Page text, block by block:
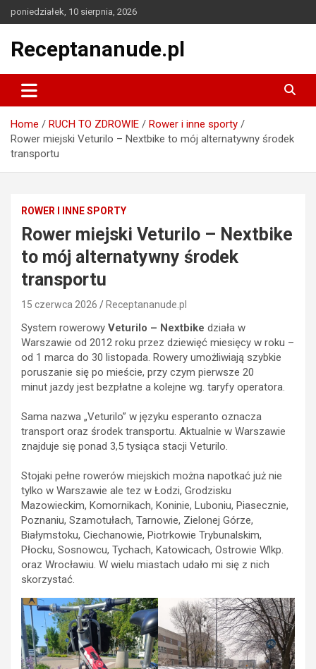
to
poniedziałek, 10 sierpnia, 2026
Receptananude.pl
Home RUCH TO ZDROWIE
Rower i inne sporty
Rower miejski Veturilo – Nextbike to mój alternatywny środek
transportu
ROWER I INNE SPORTY
Rower miejski Veturilo – Nextbike
to mój alternatywny środek
transportu
15 czerwca 2026 Receptananude.pl
System rowerowy Veturilo – Nextbike działa w
Warszawie od 2012 roku przez dziewięć miesięcy w roku –
od 1 marca do 30 listopada. Rowery umożliwiają szybkie
poruszanie się po mieście, przy czym pierwsze 20
minut jazdy jest bezpłatne a kolejne wg. taryfy operatora.
Sama nazwa „Veturilo” w języku esperanto oznacza
transport oraz środek transportu. Aktualnie w Warszawie
znajduje się ponad 3,5 tysiąca stacji Veturilo.
Stojaki pełne rowerów miejskich można napotkać już nie
tylko w Warszawie ale tez w Łodzi, Grodzisku
Mazowieckim, Komornikach, Koninie, Luboniu, Piasecznie,
Poznaniu, Szamotułach, Tarnowie, Zielonej Górze,
Białymstoku, Ciechanowie, Piotrkowie Trybunalskim,
Płocku, Sosnowcu, Tychach, Katowicach, Ostrowie Wlkp.
oraz Wrocławiu. W wielu miastach udało mi się z nich
skorzystać.